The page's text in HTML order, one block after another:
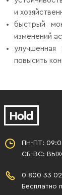
и
быстрый
изменений
повысить
ПН-ПТ:
СБ-ВС:
0 800 33
Бесплатно